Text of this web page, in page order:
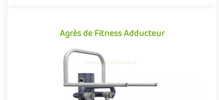
Agrès de Fitness Adducteur
Agrès de Fitness Adducteur
Agrès de fitness de plein air conjuguant activités sportives et